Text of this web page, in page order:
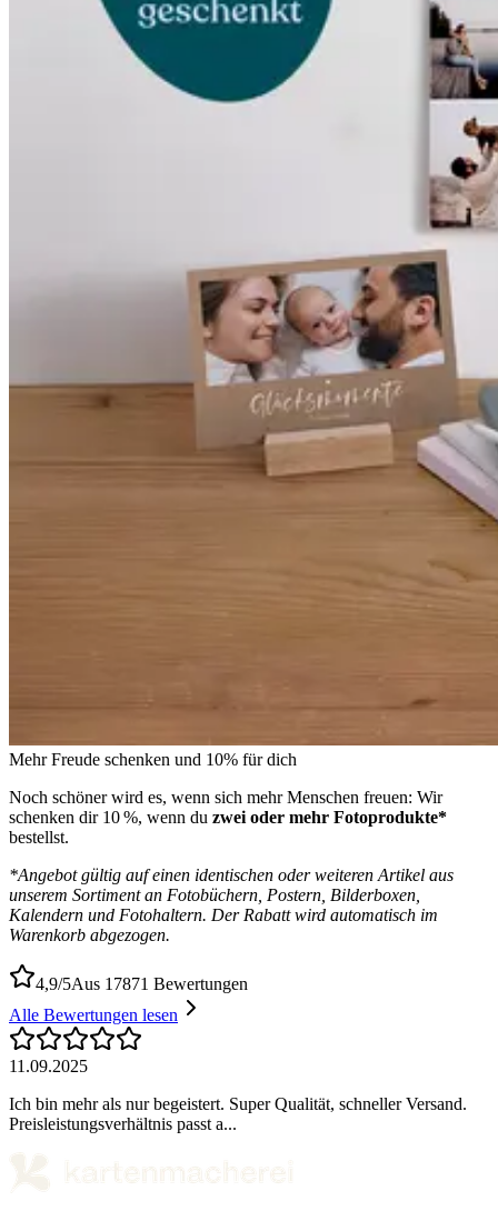
Mehr Freude schenken und 10% für dich
Noch schöner wird es, wenn sich mehr Menschen freuen: Wir
schenken dir 10 %, wenn du zwei oder mehr Fotoprodukte*
bestellst.
*Angebot gültig auf einen identischen oder weiteren Artikel aus
unserem Sortiment an Fotobüchern, Postern, Bilderboxen,
Kalendern und Fotohaltern. Der Rabatt wird automatisch im
Warenkorb abgezogen.
4,9/5Aus 17871 Bewertungen
Alle Bewertungen lesen
11.09.2025
Ich bin mehr als nur begeistert. Super Qualität, schneller Versand.
Preisleistungsverhältnis passt a...